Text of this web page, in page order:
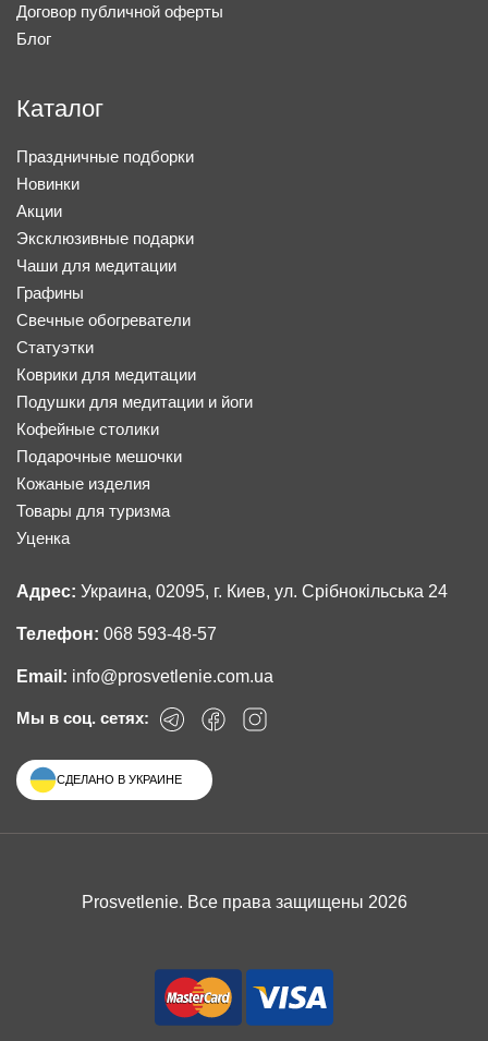
Договор публичной оферты
Блог
Каталог
Праздничные подборки
Новинки
Акции
Эксклюзивные подарки
Чаши для медитации
Графины
Свечные обогреватели
Статуэтки
Коврики для медитации
Подушки для медитации и йоги
Кофейные столики
Подарочные мешочки
Кожаные изделия
Товары для туризма
Уценка
Адрес: Украина, 02095, г. Киев, ул. Срібнокільська 24
Телефон: 068 593-48-57
Email: info@prosvetlenie.com.ua
Мы в соц. сетях:
СДЕЛАНО В УКРАИНЕ
Prosvetlenie. Все права защищены 2026